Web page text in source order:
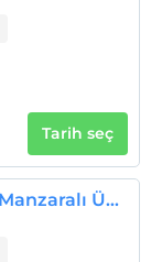
Tarih seç
Standart Oda - Bahçe Manzaralı Üç kişilik